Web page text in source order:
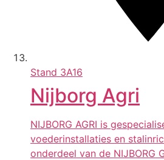
Stand 3A16
Nijborg Agri
NIJBORG AGRI is
voederinstallaties en
onderdeel van de NIJBORG